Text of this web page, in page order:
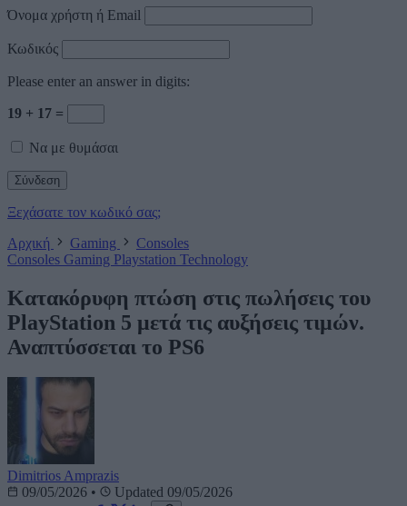
Όνομα χρήστη ή Email
Κωδικός
Please enter an answer in digits:
19 + 17 =
Να με θυμάσαι
Ξεχάσατε τον κωδικό σας;
Αρχική
Gaming
Consoles
Consoles Gaming Playstation Technology
Κατακόρυφη πτώση στις πωλήσεις του
PlayStation 5 μετά τις αυξήσεις τιμών.
Αναπτύσσεται το PS6
Dimitrios Amprazis
09/05/2026 •
Updated 09/05/2026